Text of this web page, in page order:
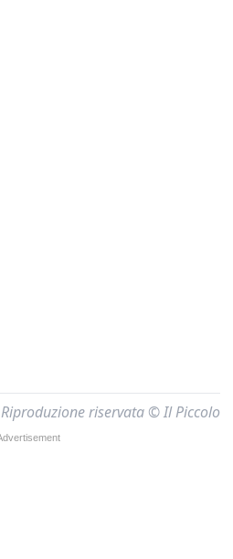
Riproduzione riservata © Il Piccolo